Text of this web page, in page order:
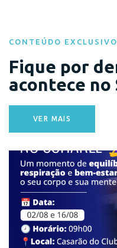
CONTEÚDO EXCLUSIVO
Fique por
acontece no
VER MAIS
Eventos